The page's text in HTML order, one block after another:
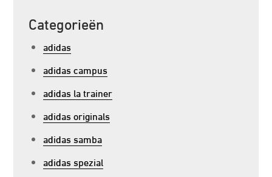
Categorieën
adidas
adidas campus
adidas la trainer
adidas originals
adidas samba
adidas spezial